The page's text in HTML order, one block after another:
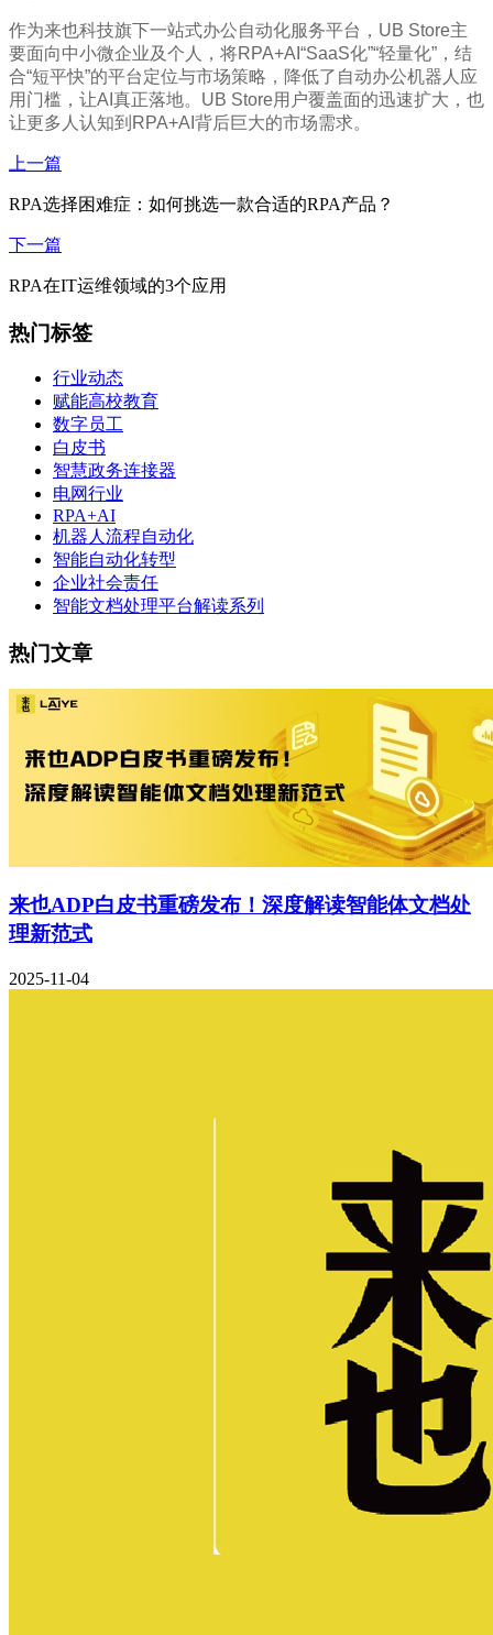
作为来也科技旗下一站式办公自动化服务平台，UB Store主
要面向中小微企业及个人，将RPA+AI“SaaS化”“轻量化”，结
合“短平快”的平台定位与市场策略，降低了自动办公机器人应
用门槛，让AI真正落地。UB Store用户覆盖面的迅速扩大，也
让更多人认知到RPA+AI背后巨大的市场需求。
上一篇
RPA选择困难症：如何挑选一款合适的RPA产品？
下一篇
RPA在IT运维领域的3个应用
热门标签
行业动态
赋能高校教育
数字员工
白皮书
智慧政务连接器
电网行业
RPA+AI
机器人流程自动化
智能自动化转型
企业社会责任
智能文档处理平台解读系列
热门文章
来也ADP白皮书重磅发布！深度解读智能体文档处
理新范式
2025-11-04